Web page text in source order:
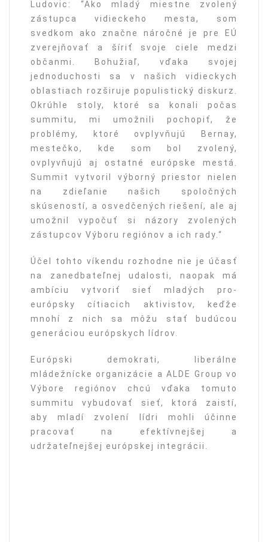
Ludovic: “Ako mladý miestne zvolený
zástupca vidieckeho mesta, som
svedkom ako značne náročné je pre EÚ
zverejňovať a šíriť svoje ciele medzi
občanmi. Bohužiaľ, vďaka svojej
jednoduchosti sa v našich vidieckych
oblastiach rozširuje populistický diskurz.
Okrúhle stoly, ktoré sa konali počas
summitu, mi umožnili pochopiť, že
problémy, ktoré ovplyvňujú Bernay,
mestečko, kde som bol zvolený,
ovplyvňujú aj ostatné európske mestá.
Summit vytvoril výborný priestor nielen
na zdieľanie našich spoločných
skúseností, a osvedčených riešení, ale aj
umožnil vypočuť si názory zvolených
zástupcov Výboru regiónov a ich rady.“
Účel tohto víkendu rozhodne nie je účasť
na zanedbateľnej udalosti, naopak má
ambíciu vytvoriť sieť mladých pro-
európsky cítiacich aktivistov, keďže
mnohí z nich sa môžu stať budúcou
generáciou európskych lídrov.
Európski demokrati, liberálne
mládežnícke organizácie a ALDE Group vo
Výbore regiónov chcú vďaka tomuto
summitu vybudovať sieť, ktorá zaistí,
aby mladí zvolení lídri mohli účinne
pracovať na efektívnejšej a
udržateľnejšej európskej integrácii.